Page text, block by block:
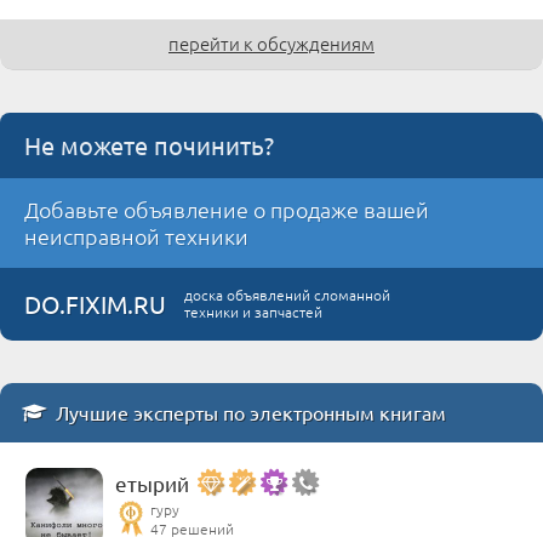
перейти к обсуждениям
Не можете починить?
Добавьте объявление о продаже вашей
неисправной техники
DO.FIXIM.RU
доска объявлений сломанной
техники и запчастей
Лучшие эксперты по электронным книгам
етырий
гуру
47 решений